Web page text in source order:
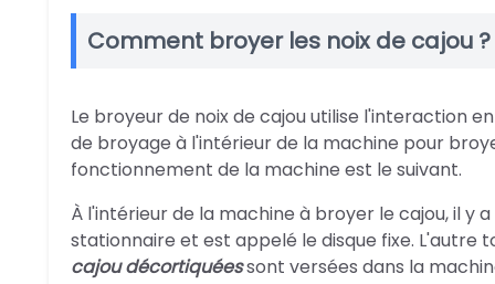
Comment broyer les noix de cajou ?
Le broyeur de noix de cajou utilise l'interaction
de broyage à l'intérieur de la machine pour
fonctionnement de la machine est le suivant.
À l'intérieur de la machine à broyer le cajou, il y
stationnaire et est appelé le disque fixe. L'autre
cajou décortiquéessont versées dans la